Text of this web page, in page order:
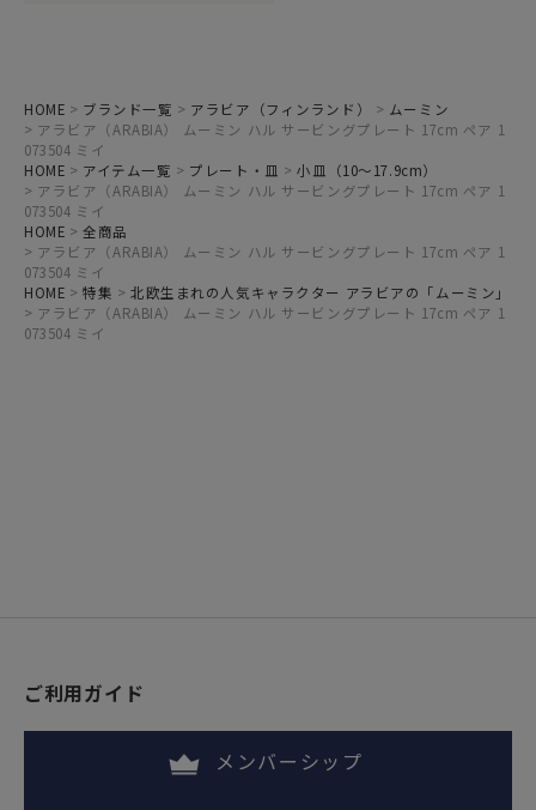
HOME ブランド一覧 アラビア（フィンランド）
ムーミン
アラビア（ARABIA） ムーミン ハル サービングプレート 17cm ペア 1
073504 ミイ
HOME
アイテム一覧 プレート・皿
小皿（10～17.9cm）
アラビア（ARABIA） ムーミン ハル サービングプレート 17cm ペア 1
073504 ミイ
HOME
全商品
アラビア（ARABIA） ムーミン ハル サービングプレート 17cm ペア 1
073504 ミイ
HOME
特集
北欧生まれの人気キャラクター アラビアの「ムーミン」
アラビア（ARABIA） ムーミン ハル サービングプレート 17cm ペア 1
073504 ミイ
ご利用ガイド
メンバーシップ